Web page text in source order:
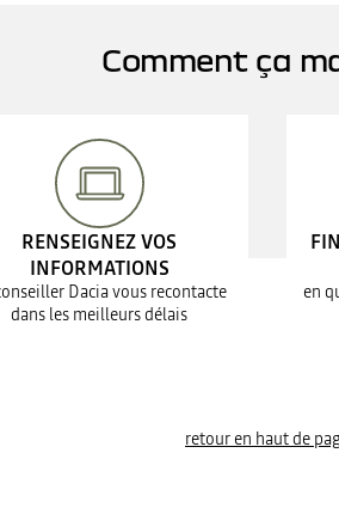
Comment ça
RENSEIGNEZ VOS
INFORMATIONS
Dacia vous recontacte
dans les meilleurs délais
en
retour en haut de